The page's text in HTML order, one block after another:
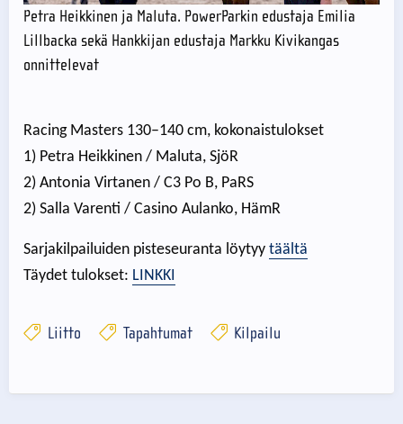
Petra Heikkinen ja Maluta. PowerParkin edustaja Emilia
Lillbacka sekä Hankkijan edustaja Markku Kivikangas
onnittelevat
Racing Masters 130–140 cm, kokonaistulokset
1) Petra Heikkinen / Maluta, SjöR
2) Antonia Virtanen / C3 Po B, PaRS
2) Salla Varenti / Casino Aulanko, HämR
Sarjakilpailuiden pisteseuranta löytyy täältä
Täydet tulokset: LINKKI
Liitto Tapahtumat Kilpailu